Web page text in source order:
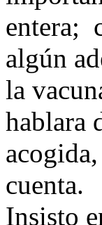
entera;
algún
la
hablara
cuenta.
Insisto